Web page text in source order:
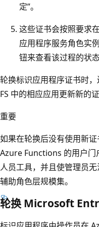
定”。
这些证书会按照要求
应用程序服务角色实
钮来查看该过程的状态
轮换标识应用程序证书时
FS 中的相应应用更新新的证
重要
如果在轮换后没有使用新
Azure Functions 的用户门
人员工具，并且使管理员
辅助角色层规模集。
轮换 Microsoft